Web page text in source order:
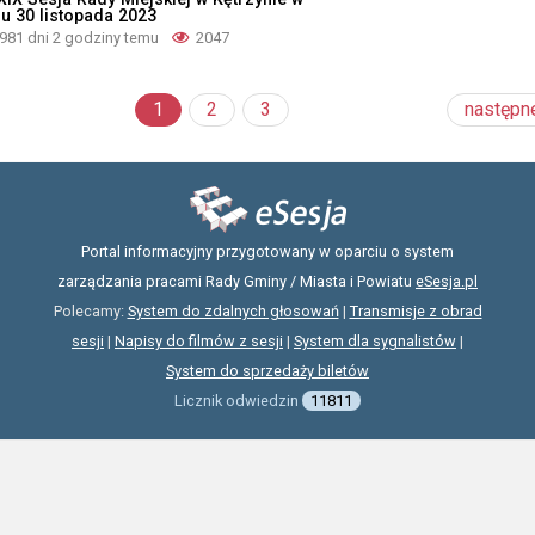
30 listopada 2023
981 dni 2 godziny temu 2047
1 2 3
Portal informacyjny przygotowany w oparciu o system
zarządzania pracami Rady Gminy / Miasta i Powiatu eSesja.pl
Polecamy: System do zdalnych głosowań| Transmisje z obrad
sesji | Napisy do filmów z sesji | System dla sygnalistów |
System do sprzedaży biletów
Licznik odwiedzin
11811